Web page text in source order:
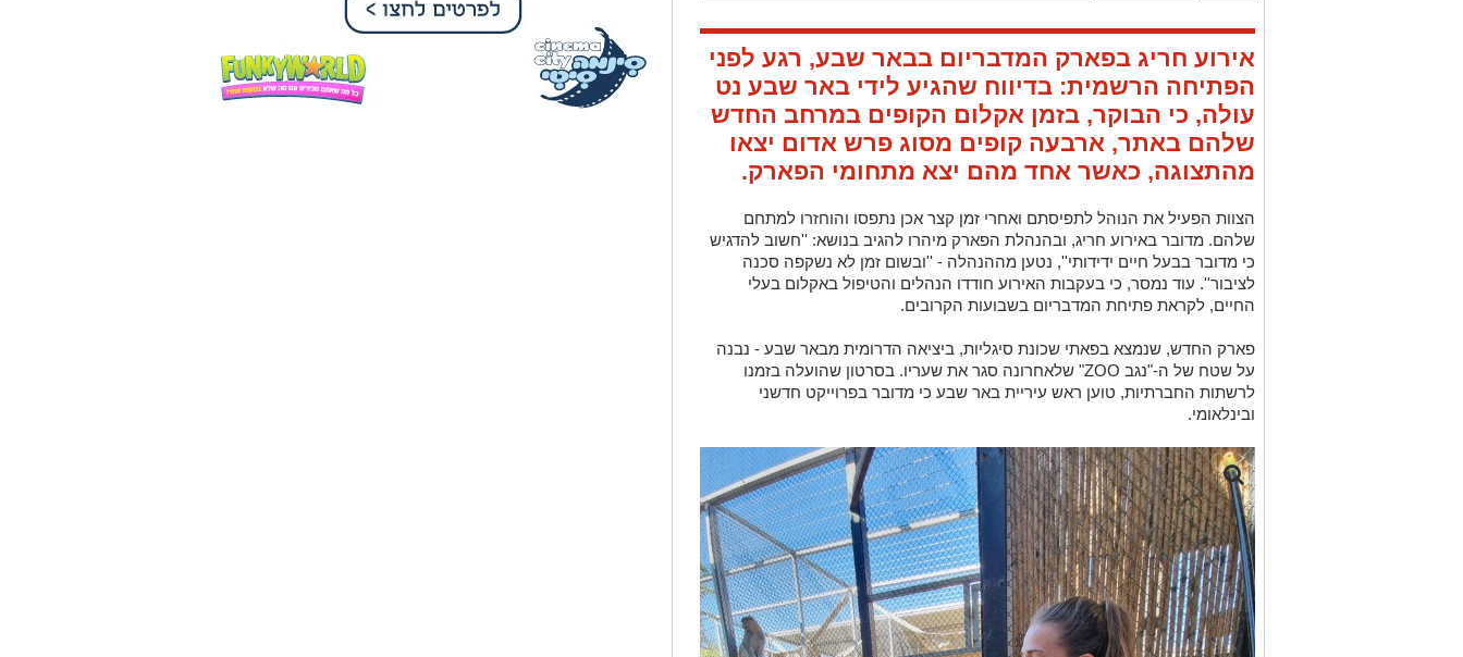
אירוע חריג בפארק המדבריום בבאר שבע, רגע לפני
הפתיחה הרשמית: בדיווח שהגיע לידי באר שבע נט
עולה, כי הבוקר, בזמן אקלום הקופים במרחב החדש
שלהם באתר, ארבעה קופים מסוג פרש אדום יצאו
מהתצוגה, כאשר אחד מהם יצא מתחומי הפארק.
הצוות הפעיל את הנוהל לתפיסתם ואחרי זמן קצר אכן נתפסו והוחזרו למתחם
שלהם. מדובר באירוע חריג, ובהנהלת הפארק מיהרו להגיב בנושא: ''חשוב להדגיש
כי מדובר בבעל חיים ידידותי'', נטען מההנהלה - ''ובשום זמן לא נשקפה סכנה
לציבור''. עוד נמסר, כי בעקבות האירוע חודדו הנהלים והטיפול באקלום בעלי
החיים, לקראת פתיחת המדבריום בשבועות הקרובים.
פארק החדש, שנמצא בפאתי שכונת סיגליות, ביציאה הדרומית מבאר שבע - נבנה
על שטח של ה-"נגב ZOO" שלאחרונה סגר את שעריו. בסרטון שהועלה בזמנו
לרשתות החברתיות, טוען ראש עיריית באר שבע כי מדובר בפרוייקט חדשני
ובינלאומי.